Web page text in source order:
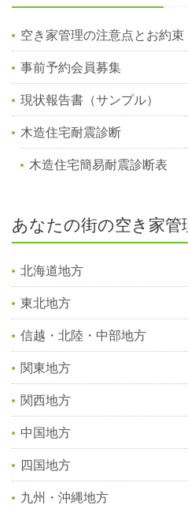
空き家管理の注意点とお約束
事前予約会員募集
現状報告書（サンプル）
木造住宅耐震診断
木造住宅簡易耐震診断表
あなたの街の空き家管
北海道地方
東北地方
信越・北陸・中部地方
関東地方
関西地方
中国地方
四国地方
九州・沖縄地方